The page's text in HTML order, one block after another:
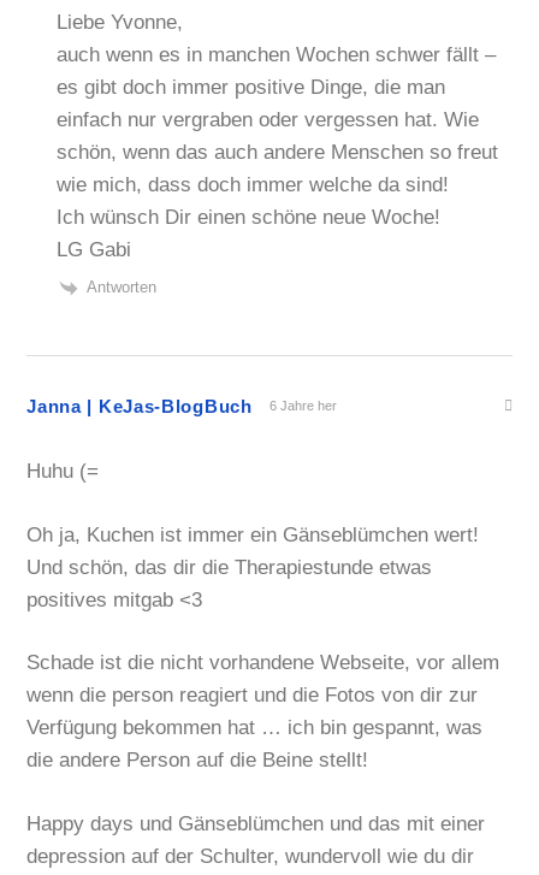
Liebe Yvonne,
auch wenn es in manchen Wochen schwer fällt –
es gibt doch immer positive Dinge, die man
einfach nur vergraben oder vergessen hat. Wie
schön, wenn das auch andere Menschen so freut
wie mich, dass doch immer welche da sind!
Ich wünsch Dir einen schöne neue Woche!
LG Gabi
Antworten
Janna | KeJas-BlogBuch 6 Jahre her
Huhu (=
Oh ja, Kuchen ist immer ein Gänseblümchen wert!
Und schön, das dir die Therapiestunde etwas
positives mitgab <3
Schade ist die nicht vorhandene Webseite, vor allem
wenn die person reagiert und die Fotos von dir zur
Verfügung bekommen hat … ich bin gespannt, was
die andere Person auf die Beine stellt!
Happy days und Gänseblümchen und das mit einer
depression auf der Schulter, wundervoll wie du dir